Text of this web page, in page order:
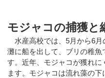
モジャコの捕獲と
水産高校では、5月から6月
灘に船を出して、ブリの稚魚
す。近年、モジャコが獲れ
ます。モジャコは流れ藻の